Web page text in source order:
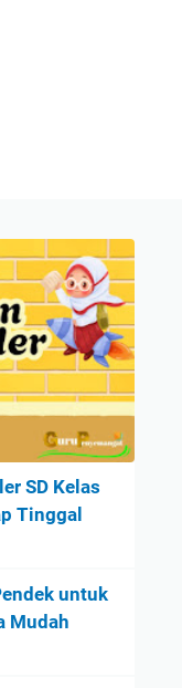
SD Kelas
Tinggal
untuk
Mudah